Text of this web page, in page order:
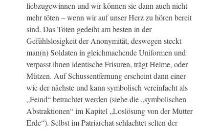
liebzugewinnen und wir können sie dann auch nicht
mehr töten – wenn wir auf unser Herz zu hören bereit
sind. Das Töten gedeiht am besten in der
Gefühlslosigkeit der Anonymität, deswegen steckt
man(n) Soldaten in gleichmachende Uniformen und
verpasst ihnen identische Frisuren, trägt Helme, oder
Mützen. Auf Schussentfernung erscheint dann einer
wie der nächste und kann symbolisch vereinfacht als
„Feind“ betrachtet werden (siehe die „symbolischen
Abstraktionen“ im Kapitel „Loslösung von der Mutter
Erde“). Selbst im Patriarchat schlachtet selten der